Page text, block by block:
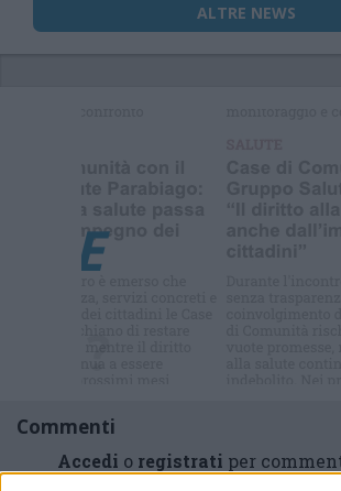
ALTRE NEWS
Commenti
Accedi o registrati per
articolo.